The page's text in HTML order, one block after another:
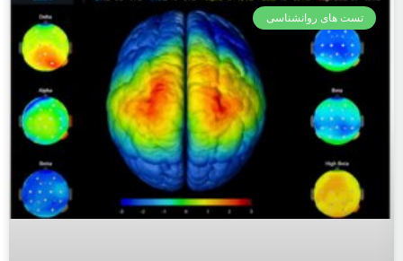
تست های روانشناسی